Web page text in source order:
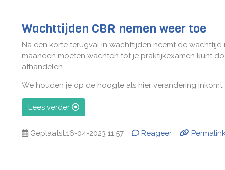
Wachttijden CBR nemen weer toe
Na een korte terugval in wachttijden neemt de
maanden moeten wachten tot je praktijkexamen kunt
afhandelen.
We houden je op de hoogte als hier verandering inkomt.
Lees verder
Geplaatst:16-04-2023 11:57 Reageer